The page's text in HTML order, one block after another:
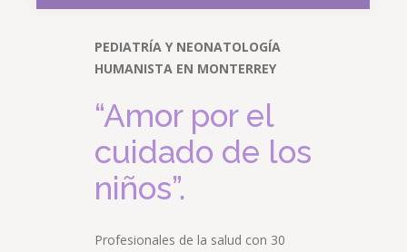
PEDIATRÍA Y NEONATOLOGÍA
HUMANISTA EN MONTERREY
“Amor por el
cuidado de los
niños”.
Profesionales de la salud con 30